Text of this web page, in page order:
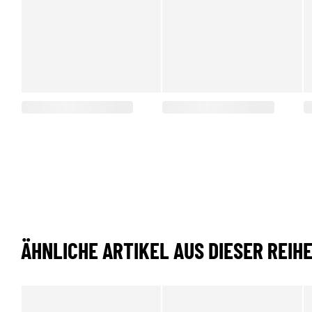
ÄHNLICHE ARTIKEL AUS DIESER REIHE